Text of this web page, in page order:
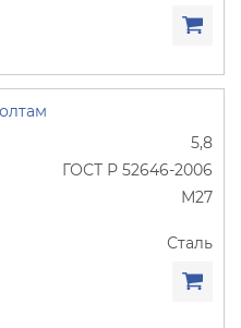
5,8
ГОСТ Р 52646-2006
М27
Сталь